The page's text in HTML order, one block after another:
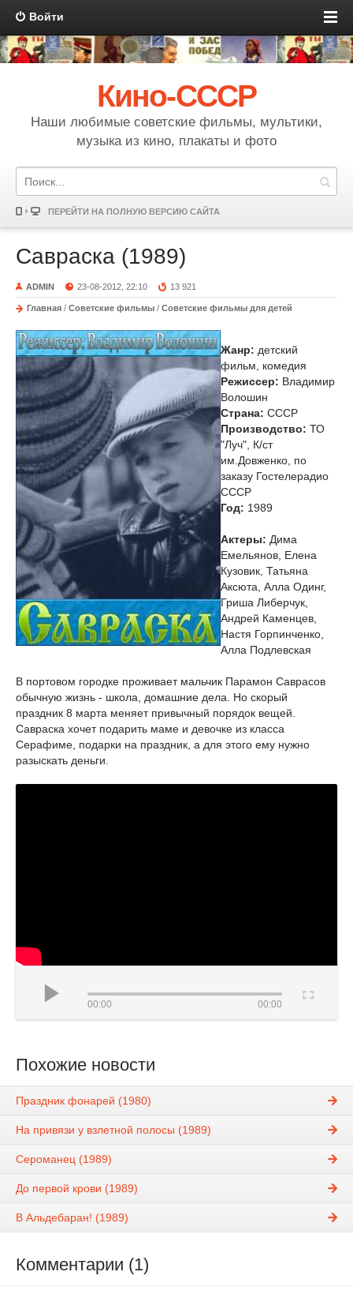
Войти
Кино-СССР
Наши любимые советские фильмы, мультики,
музыка из кино, плакаты и фото
ПЕРЕЙТИ НА ПОЛНУЮ ВЕРСИЮ САЙТА
Савраска (1989)
ADMIN 23-08-2012, 22:10 13 921
Главная / Советские фильмы / Советские фильмы для детей
Жанр: детский
фильм, комедия
Режиссер: Владимир
Волошин
Страна: СССР
Производство: ТО
"Луч", К/ст
им.Довженко, по
заказу Гостелерадио
СССР
Год: 1989
Актеры: Дима
Емельянов, Елена
Кузовик, Татьяна
Аксюта, Алла Одинг,
Гриша Либерчук,
Андрей Каменцев,
Настя Горпинченко,
Алла Подлевская
В портовом городке проживает мальчик Парамон Саврасов
обычную жизнь - школа, домашние дела. Но скорый
праздник 8 марта меняет привычный порядок вещей.
Савраска хочет подарить маме и девочке из класса
Серафиме, подарки на праздник, а для этого ему нужно
разыскать деньги.
00:00 00:00
Похожие новости
Праздник фонарей (1980)
На привязи у взлетной полосы (1989)
Сероманец (1989)
До первой крови (1989)
В Альдебаран! (1989)
Комментарии (1)